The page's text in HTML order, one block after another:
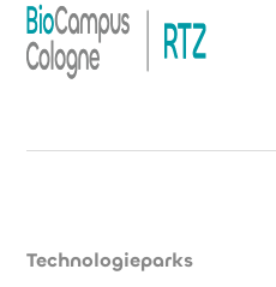
Technologieparks